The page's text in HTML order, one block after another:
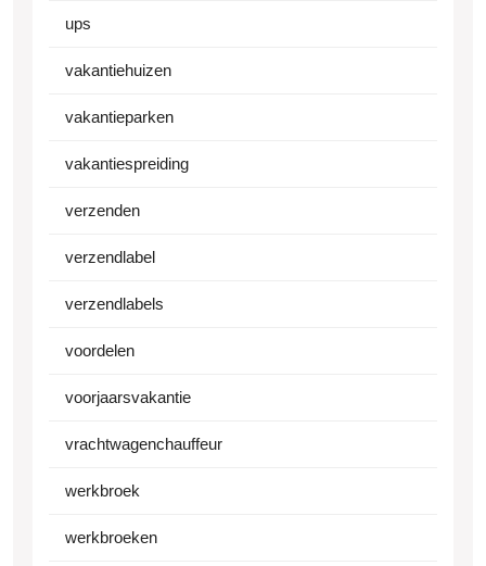
ups
vakantiehuizen
vakantieparken
vakantiespreiding
verzenden
verzendlabel
verzendlabels
voordelen
voorjaarsvakantie
vrachtwagenchauffeur
werkbroek
werkbroeken